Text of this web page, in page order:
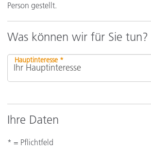
Person gestellt.
Was können wir für Sie tun?
Hauptinteresse *
Ihre Daten
* = Pflichtfeld